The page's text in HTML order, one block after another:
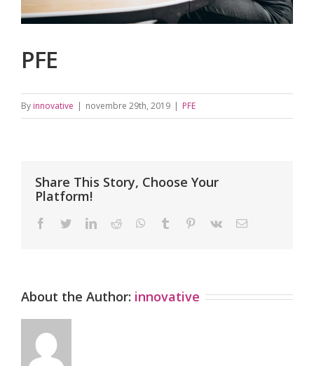
PFE
By innovative | novembre 29th, 2019 | PFE
Share This Story, Choose Your
Platform!
facebooktwitterlinkedinreddit whatsapp
tumblr pinterest
vk Email
About the Author: innovative